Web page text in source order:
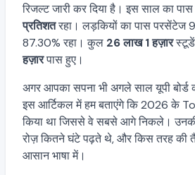
रिजल्ट जारी कर दिया है। इस साल का
प्रतिशतरहा। लड़कियों का पास परसेंटेज
87.30% रहा। कुल 26 लाख 1 हज़ार
हज़ारपास हुए।
अगर आपका सपना भी अगले साल यूपी बोर्ड
इस आर्टिकल में हम बताएंगे कि 2026 के
किया था जिससे वे सबसे आगे निकले।
रोज़ कितने घंटे पढ़ते थे, और किस तरह की
आसान भाषा में।